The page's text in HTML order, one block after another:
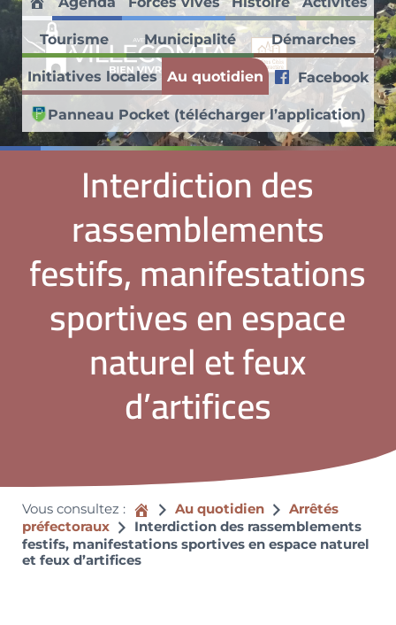
Passer au contenu principal
Skip to header right navigation
Skip to site footer
Villecomtal en Aveyron
Découvrez ce village médiéval faisant partie des Petites Cités de
Accueil
Tourisme Municipalité Démarches
Initiatives locales Au quotidien Facebook
Panneau Pocket (télécharger l’application)
Interdiction des
rassemblements
festifs, manifestations
sportives en espace
naturel et feux
d’artifices
Vous consultez : Accueil
Au quotidien
Arrêtés
préfectoraux
Interdiction des rassemblements
festifs, manifestations sportives en espace naturel
et feux d’artifices